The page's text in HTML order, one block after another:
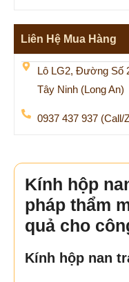
Liên Hệ Mua Hàng
Lô LG2, Đường Số
Tây Ninh (Long An)
0937 437 937 (Call/
Kính hộp
pháp thẩm
quả cho
Kính hộp nan